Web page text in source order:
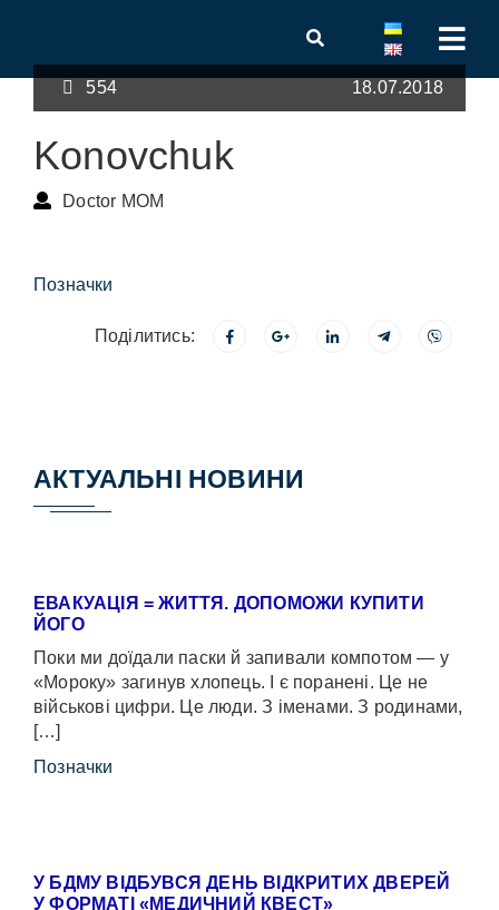
554 18.07.2018
Konovchuk
Doctor MOM
Позначки
Поділитись:
АКТУАЛЬНІ НОВИНИ
ЕВАКУАЦІЯ = ЖИТТЯ. ДОПОМОЖИ КУПИТИ
ЙОГО
Поки ми доїдали паски й запивали компотом — у
«Мороку» загинув хлопець. І є поранені. Це не
військові цифри. Це люди. З іменами. З родинами,
[…]
Позначки
У БДМУ ВІДБУВСЯ ДЕНЬ ВІДКРИТИХ ДВЕРЕЙ
У ФОРМАТІ «МЕДИЧНИЙ КВЕСТ»